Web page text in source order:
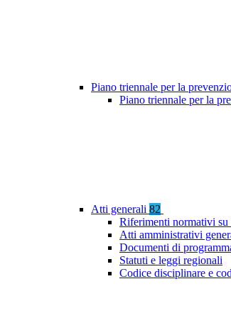
Piano triennale per la
Piano triennale per la
Atti generali 82
Riferimenti normativi su
Atti amministrativi
Documenti di
Statuti e leggi regionali
Codice disciplinare e